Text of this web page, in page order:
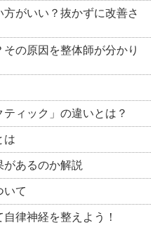
がいい？抜かずに改善さ
の原因を整体師が分かり
ティック」の違いとは？
は
あるのか解説
いて
律神経を整えよう！